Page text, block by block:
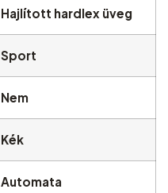
Hajlított hardlex üveg
Sport
Nem
Kék
Automata